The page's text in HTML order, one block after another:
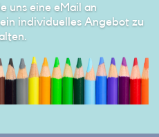
uns eine eMail an
individuelles Angebot zu